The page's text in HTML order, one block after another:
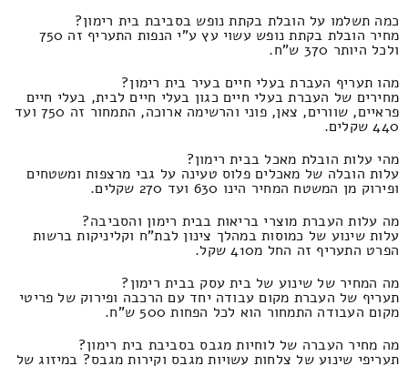
כמה תשלמו על הובלת בקתת נופש בסביבת בית רימון?
מחיר הובלת בקתת נופש עשוי עץ ע"י הנפות התעריף זה 750
ולכל היותר 370 ש"ח.
מהו תעריף העברת בעלי חיים בעיר בית רימון?
מחירים של העברת בעלי חיים כגון בעלי חיים לבית, בעלי חיים
פראיים, שוורים, צאן, פוני והרשימה ארוכה, התמחור זה 750 ועד
440 שקלים.
מהי עלות הובלת מאכל בבית רימון?
עלות הובלה של מאכלים פלוס טעינה על גבי מרצפות ומשטחים
ופירוק מן המשטח המחיר הינו 630 ועד 270 שקלים.
מה עלות העברת מוצרי בריאות בבית רימון והסביבה?
עלות שינוע של כמוסות במהלך צינון לבת"ח וקליניקות ברשות
הפרט התעריף זה החל מ410 שקל.
מה המחיר של שינוע של בית עסק בבית רימון?
תעריף של העברת מקום עבודה יחד עם הרכבה ופירוק של פריטי
מקום העבודה התמחור הוא לכל הפחות 500 ש"ח.
מה מחיר העברה של לוחיות מגבס בסביבת בית רימון?
תעריפי שינוע של צלחות עשויות מגבס וקירות מגבס? במיזוג של